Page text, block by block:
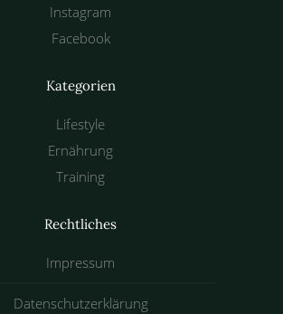
Instagram
Facebook
Kategorien
Lifestyle
Ernährung
Training
Rechtliches
Impressum
Datenschutzerklärung